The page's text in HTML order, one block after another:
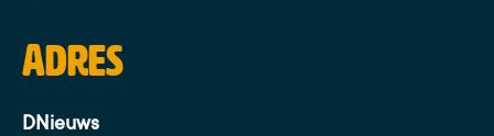
Adres
DNieuws